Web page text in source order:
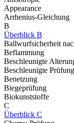
Appearance
Arrhenius-Gleichung
B
Überblick B
Ballwurfsicherheit
Beflammung
Beschleunigte
Beschleunigte Prüfung
Benetzung
Biegeprüfung
Biokunststoffe
C
Überblick C